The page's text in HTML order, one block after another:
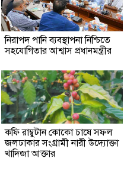
নিরাপদ পানি ব্যবস্থাপনা নিশ্চিতে
সহযোগিতার আশ্বাস প্রধানমন্ত্রীর
কফি রাম্বুটান কোকো চাষে সফল
জলঢাকার সংগ্রামী নারী উদ্যোক্তা
খাদিজা আক্তার